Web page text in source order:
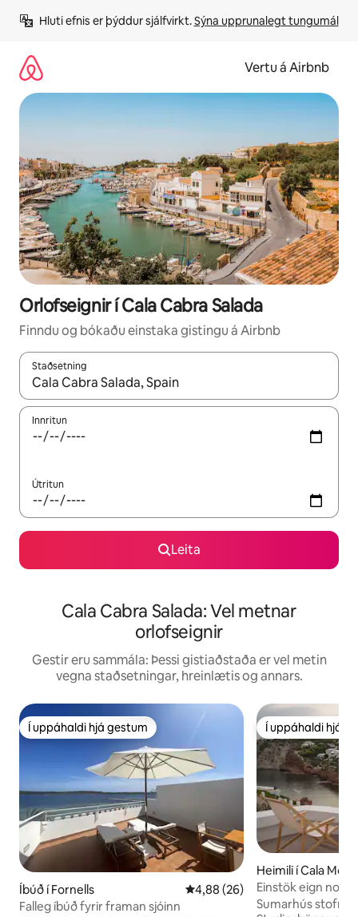
beint
Hluti efnis er þýddur sjálfvirkt. Sýna upprunalegt tungumál
Vertu á Airbnb
Orlofseignir í Cala Cabra Salada
Finndu og bókaðu einstaka gistingu á Airbnb
Staðsetning
Þegar niðurstöður liggja fyrir skaltu nota upp og niður
Innritun
Útritun
Leita
Cala Cabra Salada: Vel metnar
orlofseignir
Gestir eru sammála: Þessi gistiaðstaða er vel metin
vegna staðsetningar, hreinlætis og annars.
Í uppáhaldi hjá gestum
Í uppáhaldi hjá gestum
Íbúð í Fornells 4,88 af 5 í meðaleinkunn, 26
4,88 (26)
Falleg íbúð fyrir framan sjóinn
Í uppáhaldi hjá
Í uppáhaldi hjá
Heimili í Cala
Einstök eign
Menorca
Sumarhús